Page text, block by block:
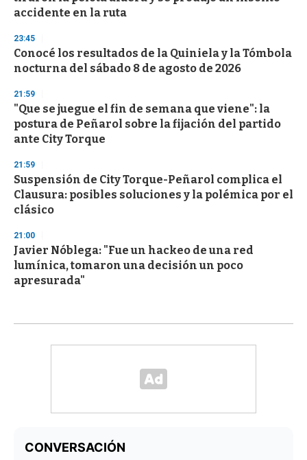
accidente en la ruta
23:45
Conocé los resultados de la Quiniela y la Tómbola
nocturna del sábado 8 de agosto de 2026
21:59
"Que se juegue el fin de semana que viene": la
postura de Peñarol sobre la fijación del partido
ante City Torque
21:59
Suspensión de City Torque-Peñarol complica el
Clausura: posibles soluciones y la polémica por el
clásico
21:00
Javier Nóblega: "Fue un hackeo de una red
lumínica, tomaron una decisión un poco
apresurada"